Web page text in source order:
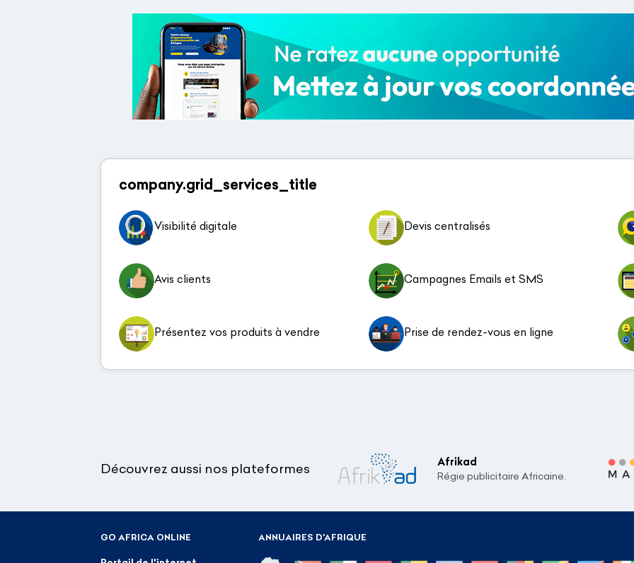
company.grid_services_title
Visibilité digitale Devis centralisés
Avis clients Campagnes Emails et SMS
Présentez vos produits à vendre Prise de rendez-vous en ligne
Découvrez aussi nos plateformes
Afrikad
Régie publicitaire Africaine.
ANNUAIRES D'AFRIQUE
GO AFRICA ONLINE